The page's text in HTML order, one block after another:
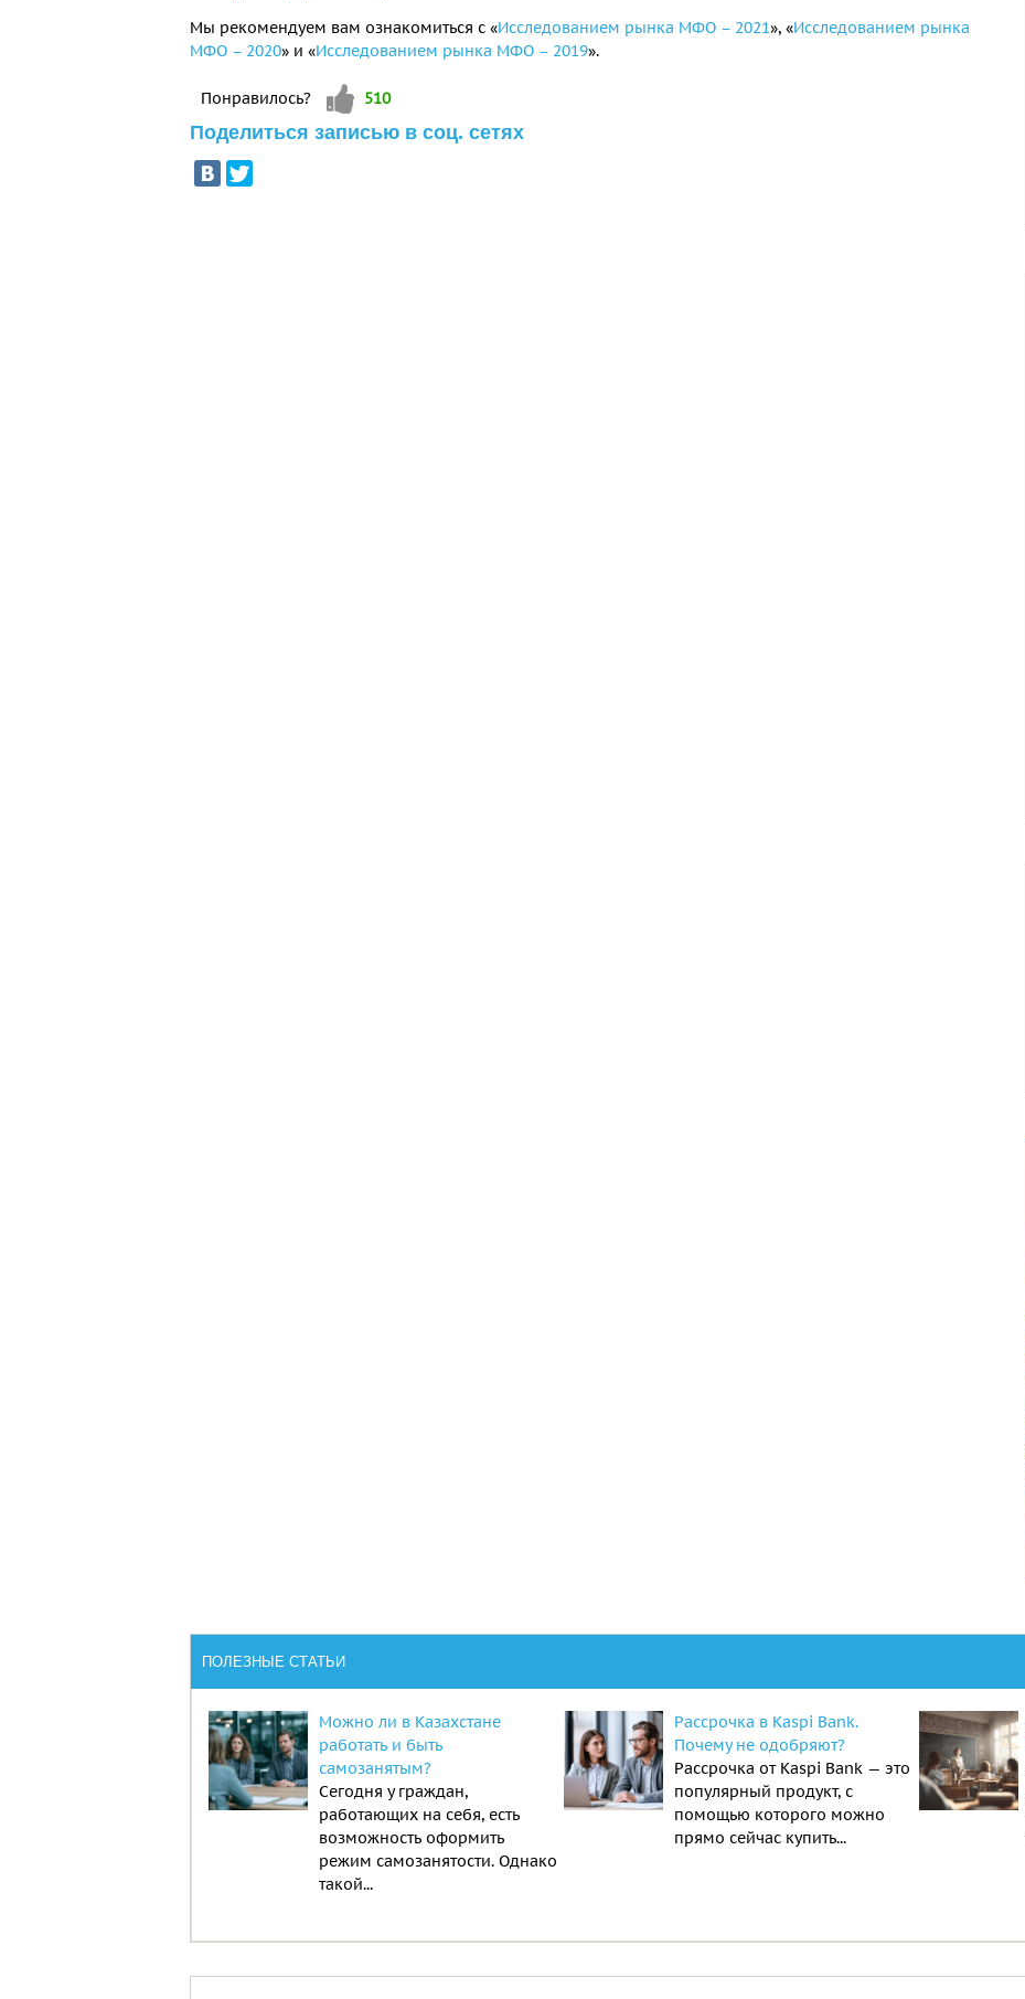
Мы рекомендуем вам ознакомиться с «Исследованием рынка МФО – 2021», «Исследованием рынка
МФО – 2020» и «Исследованием рынка МФО – 2019».
Понравилось? Vote up!
510
Поделиться записью в соц. сетях
ПОЛЕЗНЫЕ СТАТЬИ
Можно ли в Казахстане
работать и быть
самозанятым?
Сегодня у граждан,
работающих на себя, есть
возможность оформить
режим самозанятости. Однако
такой...
Рассрочка в Kaspi Bank.
Почему не одобряют?
Рассрочка от Kaspi Bank — это
популярный продукт, с
помощью которого можно
прямо сейчас купить...